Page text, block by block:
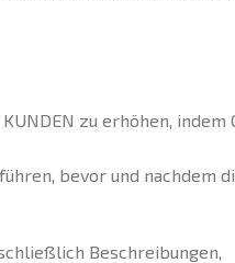
zu erhöhen, indem
bevor und nachdem
Beschreibungen,